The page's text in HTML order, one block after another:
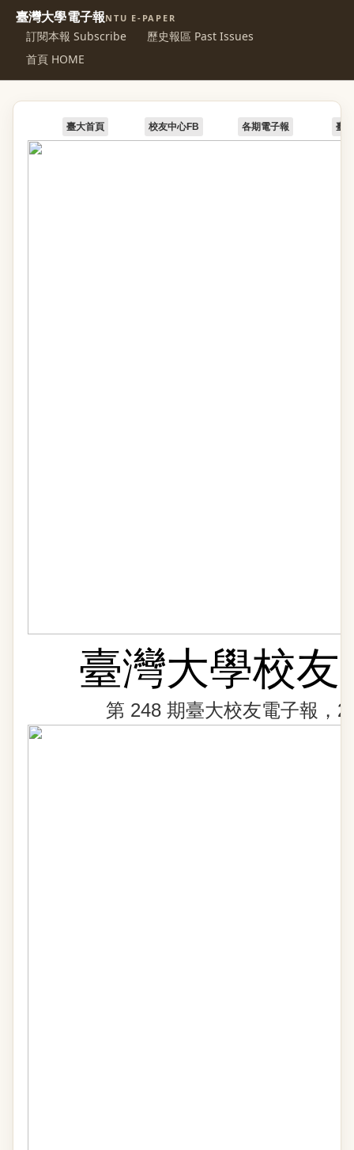
臺灣大學電子報NTU E-PAPER
訂閱本報 Subscribe
歷史報區 Past Issues
首頁 HOME
臺大首頁 校友中心FB 各期電子報 臺
臺灣大學校友
第 248 期臺大校友電子報，